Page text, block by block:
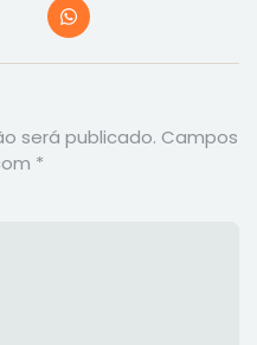
será publicado. Campos
*